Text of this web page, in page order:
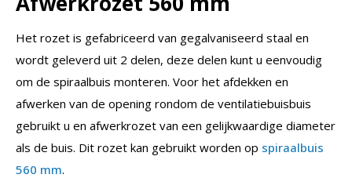
Het rozet is gefabriceerd van gegalvaniseerd staal en
wordt geleverd uit 2 delen, deze delen kunt u eenvoudig
om de spiraalbuis monteren. Voor het afdekken en
afwerken van de opening rondom de ventilatiebuisbuis
gebruikt u en afwerkrozet van een gelijkwaardige diameter
als de buis. Dit rozet kan gebruikt worden op spiraalbuis
560 mm.